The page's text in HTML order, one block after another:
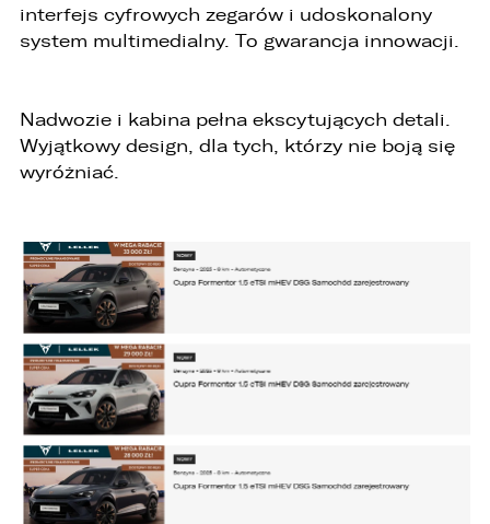
interfejs cyfrowych zegarów i udoskonalony
system multimedialny. To gwarancja innowacji.
Nadwozie i kabina pełna ekscytujących detali.
Wyjątkowy design, dla tych, którzy nie boją się
wyróżniać.
W związku z realizacją wymogów